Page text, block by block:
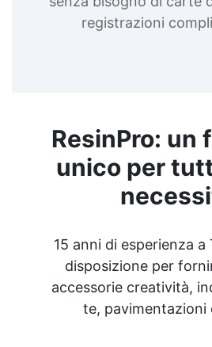
registrazioni
ResinPro: un
unico per
15 anni di esperienza a
disposizione per
accessorie creatività,
te, pavimentazioni